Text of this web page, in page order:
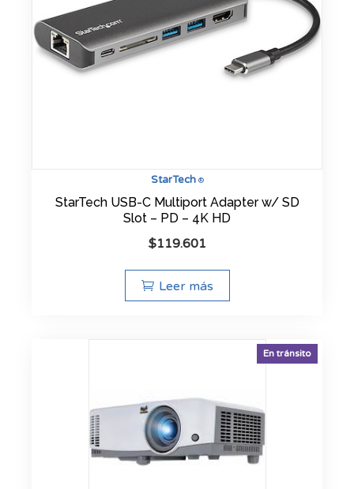
StarTech®
StarTech USB-C Multiport Adapter w/ SD
Slot – PD – 4K HD
$119.601
Leer más
En tránsito